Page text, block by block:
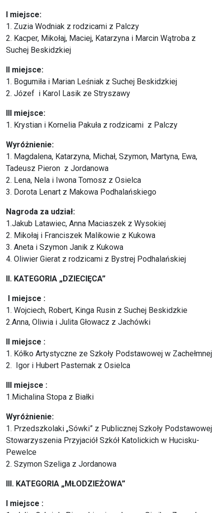
I miejsce:
1. Zuzia Wodniak z rodzicami z Palczy
2. Kacper, Mikołaj, Maciej, Katarzyna i Marcin Wątroba z
Suchej Beskidzkiej
II miejsce:
1. Bogumiła i Marian Leśniak z Suchej Beskidzkiej
2. Józef i Karol Lasik ze Stryszawy
III miejsce:
1. Krystian i Kornelia Pakuła z rodzicami z Palczy
Wyróżnienie:
1. Magdalena, Katarzyna, Michał, Szymon, Martyna, Ewa,
Tadeusz Pieron z Jordanowa
2. Lena, Nela i Iwona Tomosz z Osielca
3. Dorota Lenart z Makowa Podhalańskiego
Nagroda za udział:
1.Jakub Latawiec, Anna Maciaszek z Wysokiej
2. Mikołaj i Franciszek Malikowie z Kukowa
3. Aneta i Szymon Janik z Kukowa
4. Oliwier Gierat z rodzicami z Bystrej Podhalańskiej
II. KATEGORIA „DZIECIĘCA”
I miejsce :
1. Wojciech, Robert, Kinga Rusin z Suchej Beskidzkie
2.Anna, Oliwia i Julita Głowacz z Jachówki
II miejsce :
1. Kółko Artystyczne ze Szkoły Podstawowej w Zachełmnej
2. Igor i Hubert Pasternak z Osielca
III miejsce :
1.Michalina Stopa z Białki
Wyróżnienie:
1. Przedszkolaki „Sówki” z Publicznej Szkoły Podstawowej
Stowarzyszenia Przyjaciół Szkół Katolickich w Hucisku-
Pewelce
2. Szymon Szeliga z Jordanowa
III. KATEGORIA „MŁODZIEŻOWA”
I miejsce :